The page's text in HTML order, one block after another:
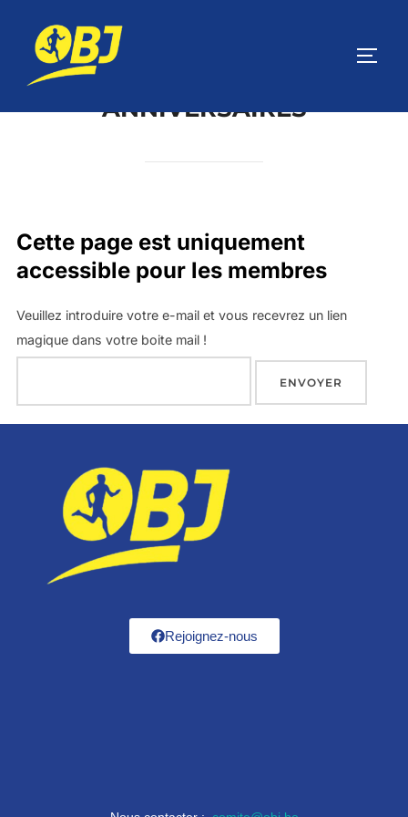
ANNIVERSAIRES
Cette page est uniquement
accessible pour les membres
Veuillez introduire votre e-mail et vous recevrez un lien
magique dans votre boite mail !
Rejoignez-nous